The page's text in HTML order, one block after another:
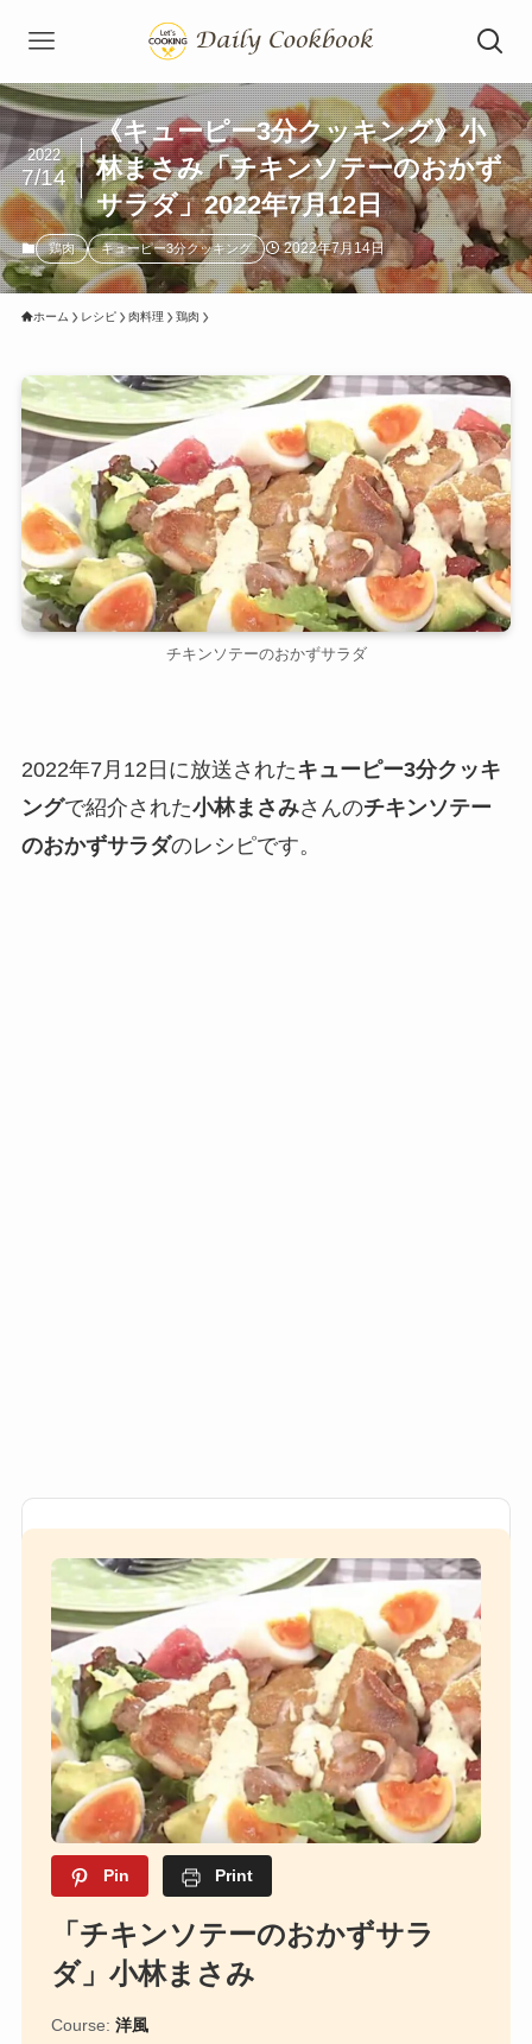
《キューピー3分クッキング》小
林まさみ「チキンソテーのおかず
サラダ」2022年7月12日
2022
7/14
鶏肉 キューピー3分クッキング 2022年7月14日
ホーム レシピ 肉料理 鶏肉
チキンソテーのおかずサラダ
2022年7月12日に放送されたキューピー3分クッキ
ングで紹介された小林まさみさんのチキンソテー
のおかずサラダのレシピです。
Pin Print
「チキンソテーのおかずサラ
ダ」小林まさみ
Course: 洋風